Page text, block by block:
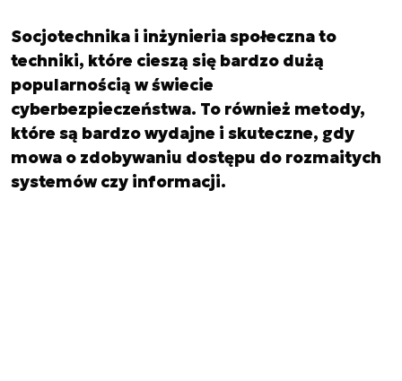
Socjotechnika i inżynieria społeczna to
techniki, które cieszą się bardzo dużą
popularnością w świecie
cyberbezpieczeństwa. To również metody,
które są bardzo wydajne i skuteczne, gdy
mowa o zdobywaniu dostępu do rozmaitych
systemów czy informacji.